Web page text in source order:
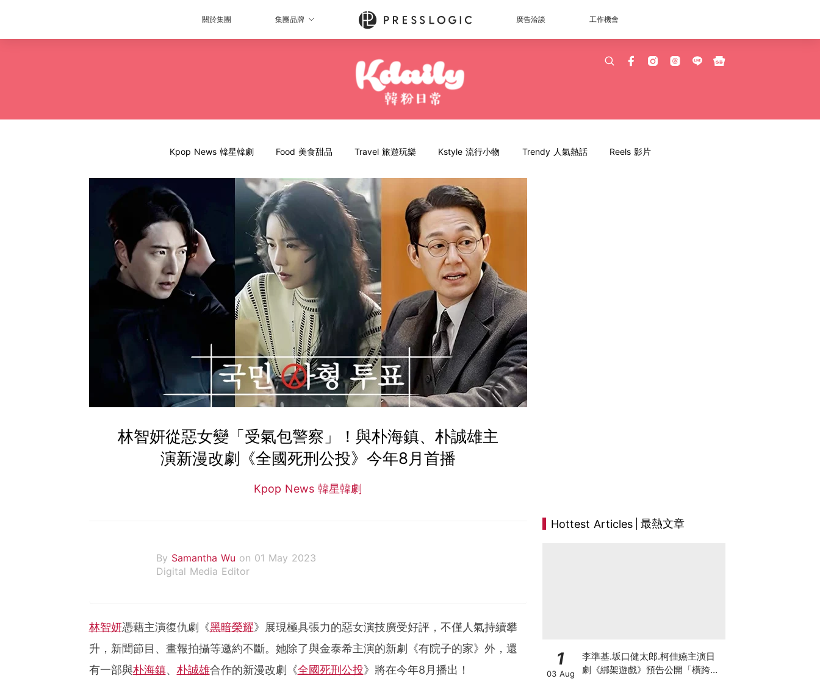
關於集團 集團品牌 廣告洽談 工作機會
Kpop News 韓星韓劇 Food 美食甜品 Travel 旅遊玩樂 Kstyle 流行小物 Trendy 人氣熱話 Reels 影片
林智妍從惡女變「受氣包警察」！與朴海鎮、朴誠雄主
演新漫改劇《全國死刑公投》今年8月首播
Kpop News 韓星韓劇
By Samantha Wu on 01 May 2023
Digital Media Editor
林智妍憑藉主演復仇劇《黑暗榮耀》展現極具張力的惡女演技廣受好評，不僅人氣持續攀
升，新聞節目、畫報拍攝等邀約不斷。她除了與金泰希主演的新劇《有院子的家》外，還
有一部與朴海鎮、 朴誠雄合作的新漫改劇《全國死刑公投》將在今年8月播出！
Hottest Articles 最熱文章
1
03 Aug
李準基.坂口健太郎.柯佳嬿主演日
劇《綁架遊戲》預告公開「橫跨亞